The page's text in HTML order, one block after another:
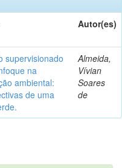
Autor(es)
supervisionado
na
ambiental:
de uma
Almeida,
Vívian
Soares
de